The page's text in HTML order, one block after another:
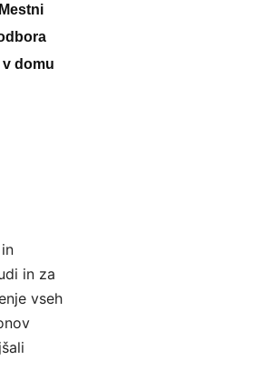
domu
in za
vseh